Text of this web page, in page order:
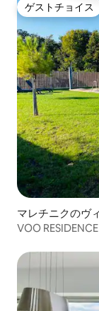
ゲストチョイス
ゲストチョイス
マレチニクのヴ
VOO